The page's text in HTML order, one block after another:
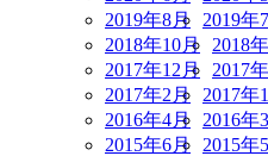
2019年8月
2019年
2018年10月
2018
2017年12月
2017
2017年2月
2017年
2016年4月
2016年
2015年6月
2015年